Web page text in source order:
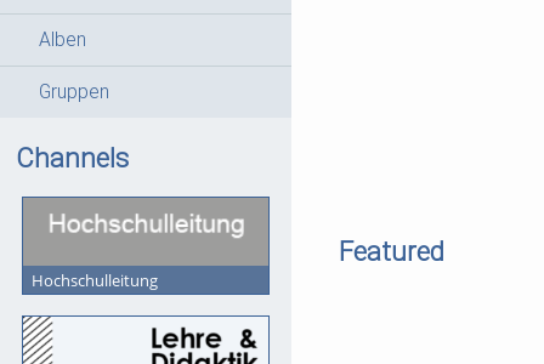
Alben
Gruppen
Channels
Hochschulleitung
Featured